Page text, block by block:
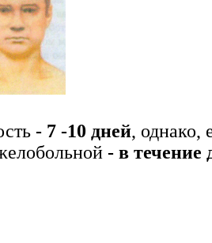
- 7 -10 дней, однако,
- в течение